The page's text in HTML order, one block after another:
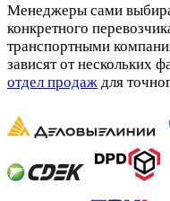
Менеджеры сами
конкретного
транспортными
зависят от нескольких
отдел продаж для